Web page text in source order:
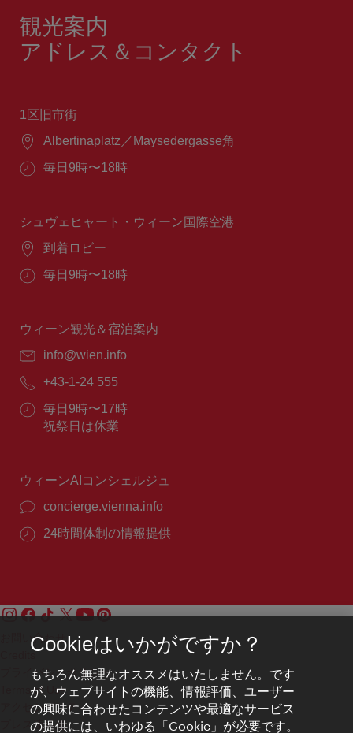
観光案内
アドレス＆コンタクト
1区旧市街
場
Albertinaplatz／Maysedergasse角
営
間：
毎日9時〜18時
シュヴェヒャート・ウィーン国際空港
場
到着ロビー
営
間：
毎日9時〜18時
ウィーン観光＆宿泊案内
E
ー
ル：
info@wien.info
電
番
号：
+43-1-24 555
営
業
毎日9時〜17時
祝祭日は休業
ウィーンAIコンシェルジュ
concierge.vienna.info
24時間体制の情報提供
お問い合わせ
Credits
プライバシーポリシー
Terms of Use
アクセシビリティ
プレス連絡先
Cookieはいかがですか？
もちろん無理なオススメはいたしません。です
が、ウェブサイトの機能、情報評価、ユーザー
の興味に合わせたコンテンツや最適なサービス
の提供には、いわゆる「Cookie」が必要です。